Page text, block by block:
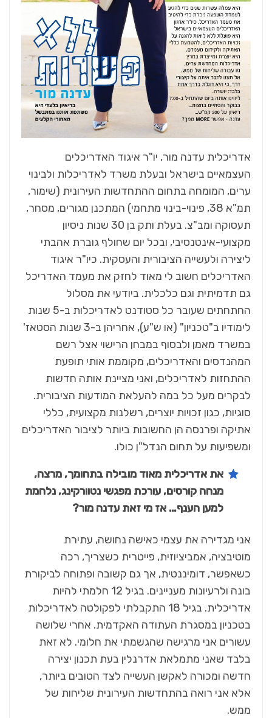
אדריכלית עדנה מור, יו"ר איגוד האדריכלים
העצמאיים בישראל ובעלת משרד לאדריכלות ולבינוי
ערים, המומחה בתחום ההתחדשות העירונית (שימור,
תמ"א 38, פינוי-בינוי מתחמי) המתכנן מגורים, מסחר,
תעסוקה ומב"צ. בעלת ותק בן 30 שנות ניסיון
מקצועי-אינטנסיבי, ובכל יום שחולף גוברת אהבתי
ליצירה ולעשייה הציבורית והעסקית. כיו"ר איגוד
האדריכלים חשוב לי מאוד לחזק את מעמד האדריכל
גם תדמיתית וגם כלכלית. ביודעי את מסלול
החתחתים שעובר כל סטודנט לאדריכלות ב-5 שנות
לימודיו ב"טכניון" (או ש"ע), אחריהן ב-3 שנות הסטאז'
במשרד מאמן ולבסוף במבחן הרישוי אצל רשם
המהנדסים והאדריכלים, מקוממת אותי תופעת
ההתחזות לאדריכלים, ואני מציינת אותה חדשות
לבקרים מעל כל במה להעלאת המודעות הציבורית.
סוגיות, כגון זכויות יוצרים, רשלנות מקצועית, כללי
אתיקה ופרנסה הן החשובות ביותר לציבור האדריכלים
ומשפיעות על תחום הנדל"ן כולו.
את אדריכלית מאוד מובילה בתחומך, מרצה,
מנחה קורסים, עורכת מפגשי נטוורקינג, נלחמת
למען הענף… אז מי זאת עדנה מור?
אני מגדירה את עצמי כאישה נחושה, עתירת
מוטיבציה, אמביציוזית, פייטרית כשצריך, רכה
כשאפשר, דומיננטית, אך גם קשובה ופתוחה לביקורת
בונה ולרעיונות מעניינים. בגיל 12 חלמתי להיות
אדריכלית. בגיל 18 התקבלתי לפקולטה לאדריכלות
בטכניון במסגרת העתודה האקדמית. אחרי שלושה
עשורים אני מרגישה שהגשמתי את חלומי. לא זאת
בלבד שאני מתמלאת אדרנלין בעת תכנון יצירה
חדשה ומכורה לאקשן העשייה לצד הטובים ביותר,
אלא אני רואה בהתחדשות העירונית שליחות של
ממש.